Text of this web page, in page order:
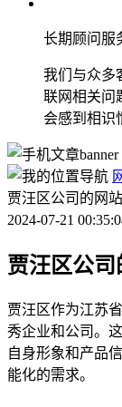
长期顾问服
我们与众多
联网相关问
会感到相识
贾汪区公司的网站
2024-07-21
贾汪区公
贾汪区作为江苏
秀企业和公司。
自身形象和产品
能化的需求。